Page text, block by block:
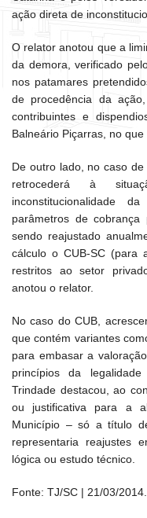
ação direta de
O relator anotou que a
da demora, verificado
nos patamares
de procedência da
contribuintes e
Balneário Piçarras, no
De outro lado, no caso
retrocederá à
inconstitucionalidade
parâmetros de
sendo reajustado
cálculo o CUB-SC (para
restritos ao setor
anotou o relator.
No caso do CUB,
que contém variantes
para embasar a
princípios da
Trindade destacou, ao
ou justificativa para a
Município – só a título
representaria reajustes
lógica ou estudo técnico.
Fonte: TJ/SC | 21/03/2014.